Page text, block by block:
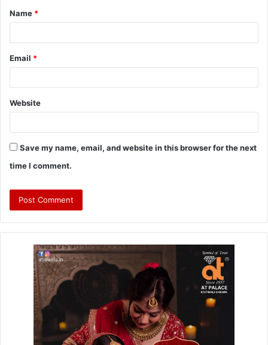
Name *
Email *
Website
Save my name, email, and website in this browser for the next
time I comment.